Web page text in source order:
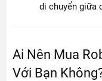
di chuyển giữa
Ai Nên Mua
Với Bạn